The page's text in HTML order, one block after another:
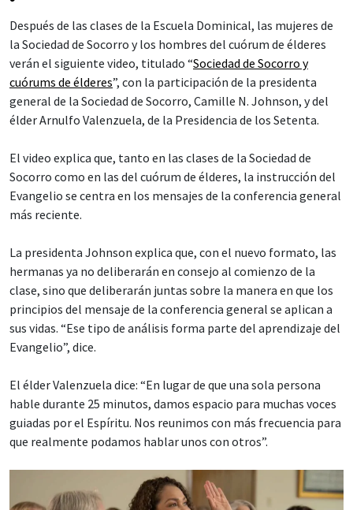
Después de las clases de la Escuela Dominical, las mujeres de
la Sociedad de Socorro y los hombres del cuórum de élderes
verán el siguiente video, titulado “Sociedad de Socorro y
cuórums de élderes”, con la participación de la presidenta
general de la Sociedad de Socorro, Camille N. Johnson, y del
élder Arnulfo Valenzuela, de la Presidencia de los Setenta.
El video explica que, tanto en las clases de la Sociedad de
Socorro como en las del cuórum de élderes, la instrucción del
Evangelio se centra en los mensajes de la conferencia general
más reciente.
La presidenta Johnson explica que, con el nuevo formato, las
hermanas ya no deliberarán en consejo al comienzo de la
clase, sino que deliberarán juntas sobre la manera en que los
principios del mensaje de la conferencia general se aplican a
sus vidas. “Ese tipo de análisis forma parte del aprendizaje del
Evangelio”, dice.
El élder Valenzuela dice: “En lugar de que una sola persona
hable durante 25 minutos, damos espacio para muchas voces
guiadas por el Espíritu. Nos reunimos con más frecuencia para
que realmente podamos hablar unos con otros”.